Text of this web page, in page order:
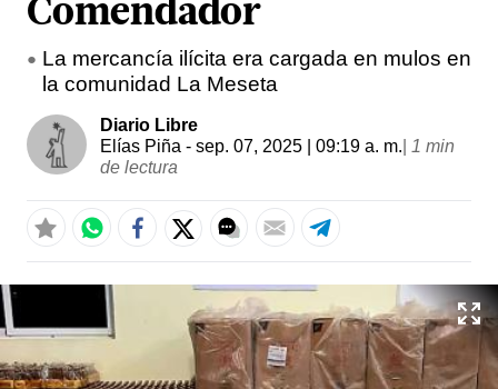
Comendador
La mercancía ilícita era cargada en mulos en
la comunidad La Meseta
Diario Libre
Elías Piña - sep. 07, 2025 | 09:19 a. m. 1 min
de lectura